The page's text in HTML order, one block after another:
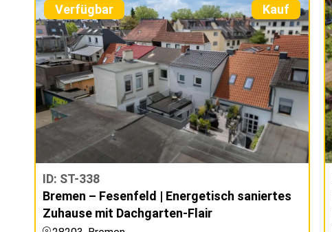
Verfügbar Kauf
ID: ST-338
Bremen – Fesenfeld | Energetisch saniertes
Zuhause mit Dachgarten-Flair